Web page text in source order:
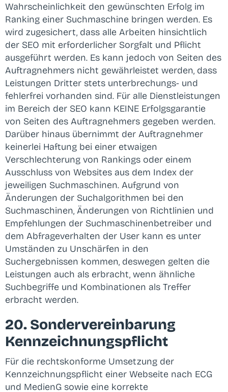
Wahrscheinlichkeit den gewünschten Erfolg im
Ranking einer Suchmaschine bringen werden. Es
wird zugesichert, dass alle Arbeiten hinsichtlich
der SEO mit erforderlicher Sorgfalt und Pflicht
ausgeführt werden. Es kann jedoch von Seiten des
Auftragnehmers nicht gewährleistet werden, dass
Leistungen Dritter stets unterbrechungs- und
fehlerfrei vorhanden sind. Für alle Dienstleistungen
im Bereich der SEO kann KEINE Erfolgsgarantie
von Seiten des Auftragnehmers gegeben werden.
Darüber hinaus übernimmt der Auftragnehmer
keinerlei Haftung bei einer etwaigen
Verschlechterung von Rankings oder einem
Ausschluss von Websites aus dem Index der
jeweiligen Suchmaschinen. Aufgrund von
Änderungen der Suchalgorithmen bei den
Suchmaschinen, Änderungen von Richtlinien und
Empfehlungen der Suchmaschinenbetreiber und
dem Abfrageverhalten der User kann es unter
Umständen zu Unschärfen in den
Suchergebnissen kommen, deswegen gelten die
Leistungen auch als erbracht, wenn ähnliche
Suchbegriffe und Kombinationen als Treffer
erbracht werden.
20. Sondervereinbarung
Kennzeichnungspflicht
Für die rechtskonforme Umsetzung der
Kennzeichnungspflicht einer Webseite nach ECG
und MedienG sowie eine korrekte